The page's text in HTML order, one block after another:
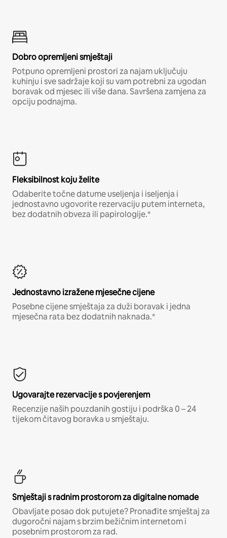
Dobro opremljeni smještaji
Potpuno opremljeni prostori za najam uključuju
kuhinju i sve sadržaje koji su vam potrebni za ugodan
boravak od mjesec ili više dana. Savršena zamjena za
opciju podnajma.
Fleksibilnost koju želite
Odaberite točne datume useljenja i iseljenja i
jednostavno ugovorite rezervaciju putem interneta,
bez dodatnih obveza ili papirologije.*
Jednostavno izražene mjesečne cijene
Posebne cijene smještaja za duži boravak i jedna
mjesečna rata bez dodatnih naknada.*
Ugovarajte rezervacije s povjerenjem
Recenzije naših pouzdanih gostiju i podrška 0 – 24
tijekom čitavog boravka u smještaju.
Smještaji s radnim prostorom za digitalne nomade
Obavljate posao dok putujete? Pronađite smještaj za
dugoročni najam s brzim bežičnim internetom i
posebnim prostorom za rad.